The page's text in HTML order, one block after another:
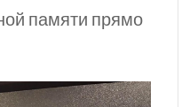
памяти прямо